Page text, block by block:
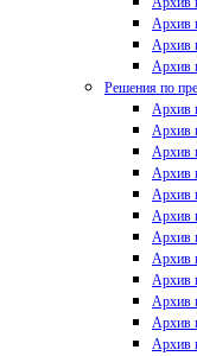
Архив
Архив
Архив
Решения по
Архив
Архив
Архив
Архив
Архив
Архив
Архив
Архив
Архив
Архив
Архив
Архив